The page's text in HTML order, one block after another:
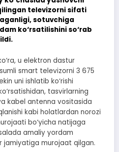
televizorni sifati
sotuvchiga
ko‘rsatilishini so‘rab
u elektron dastur
smart televizorni 3 675
uni ishlatib ko‘rishi
tasvirlarning
kabel antenna vositasida
kabi holatlardan norozi
bo‘yicha natijaga
amaliy yordam
jamiyatiga murojaat qilgan.